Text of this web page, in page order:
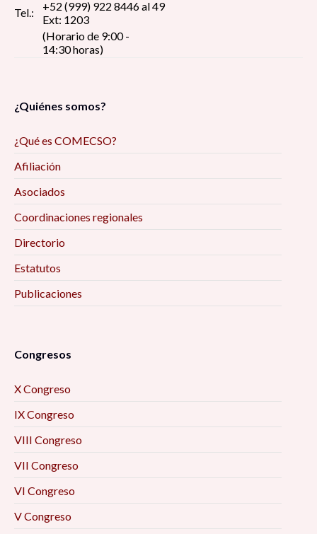
Tel.:
+52 (999) 922 8446 al 49
Ext: 1203
(Horario de 9:00 -
14:30 horas)
¿Quiénes somos?
¿Qué es COMECSO?
Afiliación
Asociados
Coordinaciones regionales
Directorio
Estatutos
Publicaciones
Congresos
X Congreso
IX Congreso
VIII Congreso
VII Congreso
VI Congreso
V Congreso